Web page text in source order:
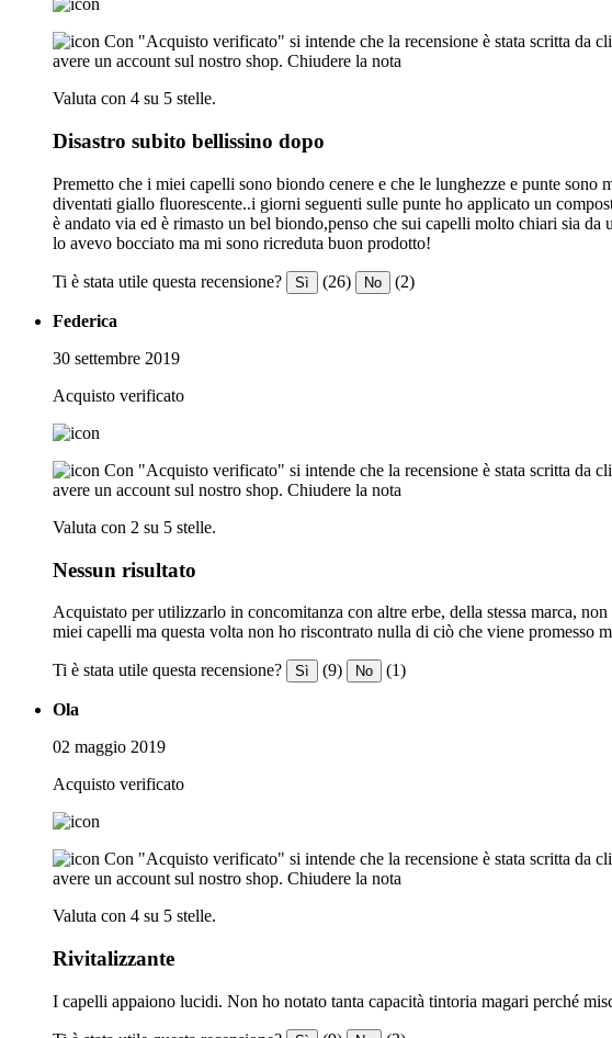
Con "Acquisto verificato" si intende che la recensione è stata scritta da
avere un account sul nostro shop. Chiudere la nota
Valuta con 4 su 5 stelle.
Disastro subito bellissino dopo
Premetto che i miei capelli sono biondo cenere e che le lunghezze e punte
diventati giallo fluorescente..i giorni seguenti sulle punte ho applicato un
è andato via ed è rimasto un bel biondo,penso che sui capelli molto chiari sia
lo avevo bocciato ma mi sono ricreduta buon prodotto!
Ti è stata utile questa recensione? Sì (26) No (2)
Federica
30 settembre 2019
Acquisto verificato
Con "Acquisto verificato" si intende che la recensione è stata scritta da
avere un account sul nostro shop. Chiudere la nota
Valuta con 2 su 5 stelle.
Nessun risultato
Acquistato per utilizzarlo in concomitanza con altre erbe, della stessa marca,
miei capelli ma questa volta non ho riscontrato nulla di ciò che viene promesso
Ti è stata utile questa recensione? Sì (9) No (1)
Ola
02 maggio 2019
Acquisto verificato
Con "Acquisto verificato" si intende che la recensione è stata scritta da
avere un account sul nostro shop. Chiudere la nota
Valuta con 4 su 5 stelle.
Rivitalizzante
I capelli appaiono lucidi. Non ho notato tanta capacità tintoria magari perché